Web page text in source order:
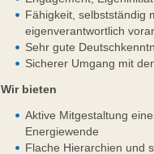
Fähigkeit, selbstständig
eigenverantwortlich
Sehr gute
Sicherer Umgang mit
Wir bieten
Aktive Mitgestaltung
Energiewende
Flache Hierarchien und